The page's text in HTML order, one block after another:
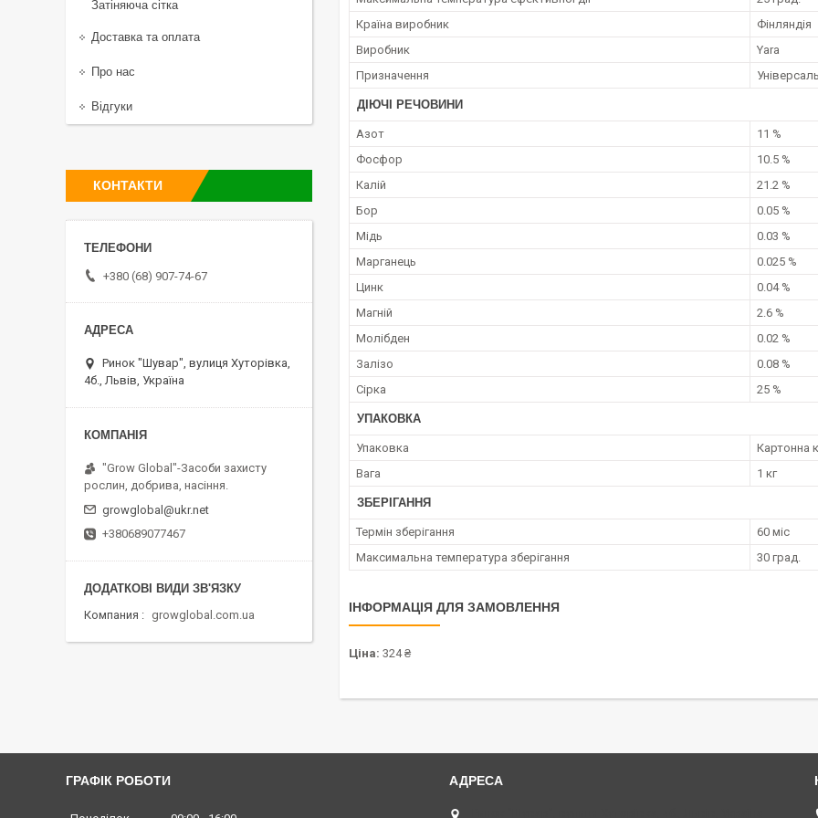
Країна виробник
Фінляндія
Виробник
Yara
Призначення
ДІЮЧІ РЕЧОВИНИ
Азот
11 %
Фосфор
10.5 %
Калій
21.2 %
Бор
0.05 %
Мідь
0.03 %
Марганець
0.025 %
Цинк
0.04 %
Магній
2.6 %
Молібден
0.02 %
Залізо
0.08 %
Сірка
25 %
УПАКОВКА
Упаковка
Картонна
Вага
1 кг
ЗБЕРІГАННЯ
Термін зберігання
60 міс
Максимальна температура зберігання
30 град.
ІНФОРМАЦІЯ ДЛЯ ЗАМОВЛЕННЯ
Ціна: 324 ₴
Затіняюча сітка
Доставка та оплата
Про нас
Відгуки
КОНТАКТИ
+380 (68) 907-74-67
Ринок "Шувар", вулиця Хуторівка,
4б., Львів, Україна
"Grow Global"-Засоби захисту
рослин, добрива, насіння.
growglobal@ukr.net
+380689077467
Компания growglobal.com.ua
ГРАФІК РОБОТИ